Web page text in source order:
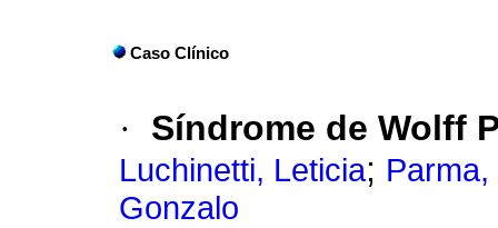
Caso Clínico
· Síndrome de Wolff
Luchinetti, Leticia;
Gonzalo